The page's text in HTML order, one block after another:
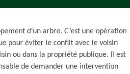
d’un arbre. C’est une opération
pour éviter le conflit avec le voisin
ou dans la propriété publique. Il est
de demander une intervention